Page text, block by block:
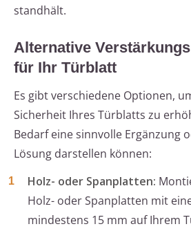
standhält.
Alternative
für Ihr Türblatt
Es gibt verschiedene Optionen,
Sicherheit Ihres Türblatts zu
Bedarf eine sinnvolle Ergänzung
Lösung darstellen können:
Holz- oder Spanplatten:
Holz- oder Spanplatten mit
mindestens 15 mm auf Ihrem